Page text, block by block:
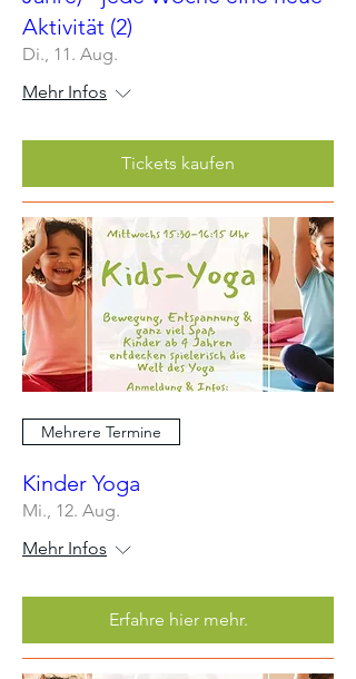
Aktivität (2)
Di., 11. Aug.
Mehr Infos
Tickets kaufen
Mehrere Termine
Kinder Yoga
Mi., 12. Aug.
Mehr Infos
Erfahre hier mehr.